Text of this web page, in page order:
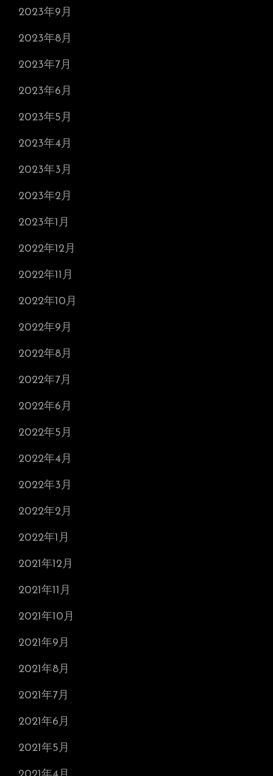
2023年9月
2023年8月
2023年7月
2023年6月
2023年5月
2023年4月
2023年3月
2023年2月
2023年1月
2022年12月
2022年11月
2022年10月
2022年9月
2022年8月
2022年7月
2022年6月
2022年5月
2022年4月
2022年3月
2022年2月
2022年1月
2021年12月
2021年11月
2021年10月
2021年9月
2021年8月
2021年7月
2021年6月
2021年5月